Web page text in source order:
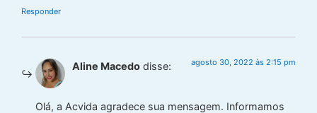
Responder
Aline Macedo disse: agosto 30, 2022 às 2:15 pm
Olá, a Acvida agradece sua mensagem. Informamos